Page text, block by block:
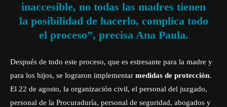
inaccesible, no todas las madres tienen
la posibilidad de hacerlo, complica todo
el proceso”, precisa Ana Paula.
Después de todo este proceso, que es estresante para la madre y
para los hijos, se lograron implementar medidas de protección.
El 22 de agosto, la organización civil, el personal del juzgado,
personal de la Procuraduría, personal de seguridad, abogados y